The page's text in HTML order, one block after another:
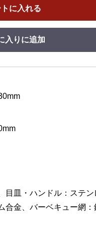
に入れる
入りに追加
目皿・ハンドル：ステン
合金、バーベキュー網：